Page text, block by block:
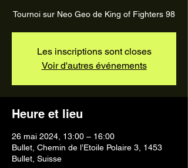
Tournoi sur Neo Geo de King of Fighters 98
Les inscriptions sont closes
Voir d'autres événements
Heure et lieu
26 mai 2024, 13:00 – 16:00
Bullet, Chemin de l’Etoile Polaire 3, 1453
Bullet, Suisse